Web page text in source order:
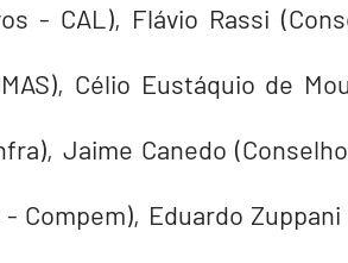
- CAL), Flávio Rassi
Célio Eustáquio de
Jaime Canedo
Compem), Eduardo